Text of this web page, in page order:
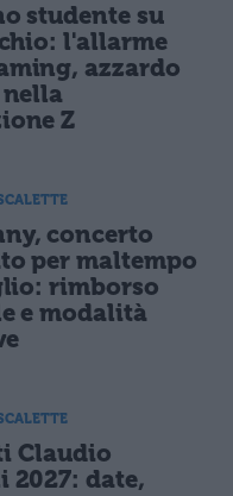
studente su
l'allarme
azzardo
nella
Z
concerto
per maltempo
rimborso
e modalità
Claudio
2027: date,